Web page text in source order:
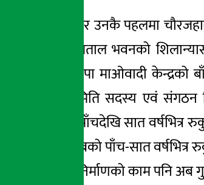
मन्त्री शर्माले शनिवार उनकै पहलमा
सुविधा सम्पन्न अस्पताल भवनको
उद्घाटन गरे । नेकपा माओवादी
पार्टीका स्थायी समिति सदस्य एवं
दोहोर्याए । अबको पाँचदेखि सात
जानकारी दिए । ‘अबको पाँच-सात
उनले भने ‘विकास निर्माणको काम पनि